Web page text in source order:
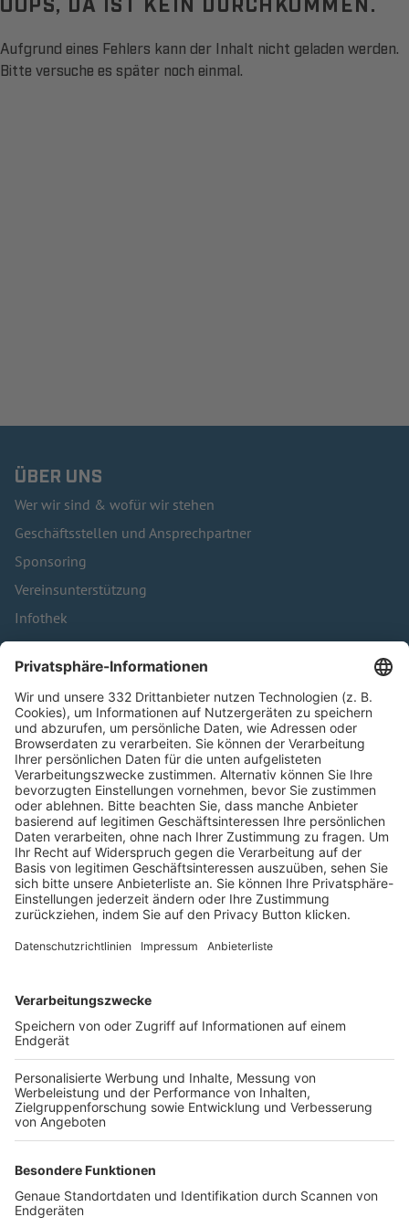
Aufgrund eines Fehlers kann der Inhalt nicht geladen werden.
Bitte versuche es später noch einmal.
ÜBER UNS
Wer wir sind & wofür wir stehen
Geschäftsstellen und Ansprechpartner
Sponsoring
Vereinsunterstützung
Infothek
Kontakt
HÄUFIG BESUCHTE SEITEN
Pässe und Vereinswechsel
Trainerausbildung
Schulungsangebot Vereinsmitarbeiter
BFV-Geschäftsstellen
Trainerbörse
Login SpielPlus
FOLGE DEM BFV
TOP-VEREINE
TOP-PARTNER